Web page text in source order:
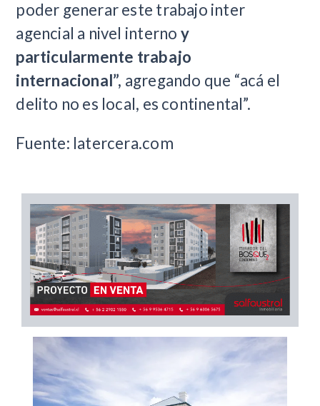
poder generar este trabajo inter
agencial a nivel interno y
particularmente trabajo
internacional”, agregando que “acá el
delito no es local, es continental”.
Fuente: latercera.com